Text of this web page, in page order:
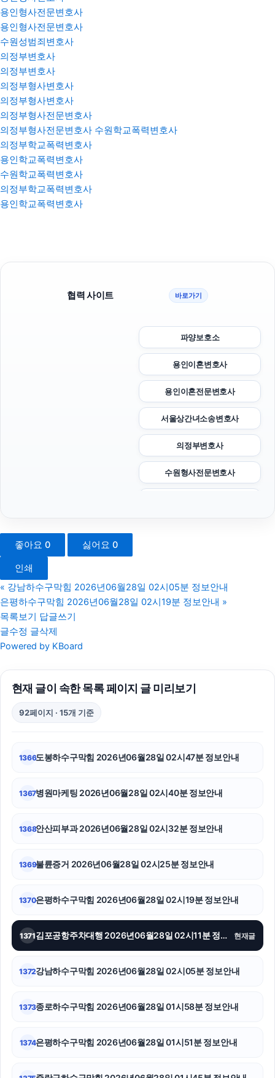
용인형사전문변호사
용인형사전문변호사
수원성범죄변호사
의정부변호사
의정부변호사
의정부형사변호사
의정부형사변호사
의정부형사전문변호사
의정부형사전문변호사 수원학교폭력변호사
의정부학교폭력변호사
용인학교폭력변호사
수원학교폭력변호사
의정부학교폭력변호사
용인학교폭력변호사
협력 사이트 바로가기
파양보호소
용인이혼변호사
용인이혼전문변호사
서울상간녀소송변호사
의정부변호사
수원형사전문변호사
눈꽃빙수기
소액결제상품권
폰테크
영등포하수구막힘
울산이혼전문변호사
카니발 장기렌트
이혼재산분할
강아지보호소
좋아요 0 싫어요 0
인쇄
« 강남하수구막힘 2026년06월28일 02시05분 정보안내
은평하수구막힘 2026년06월28일 02시19분 정보안내 »
목록보기 답글쓰기
글수정 글삭제
Powered by KBoard
현재 글이 속한 목록 페이지 글 미리보기
92페이지 · 15개 기준
1366도봉하수구막힘 2026년06월28일 02시47분 정보안내
1367병원마케팅 2026년06월28일 02시40분 정보안내
1368안산피부과 2026년06월28일 02시32분 정보안내
1369불륜증거 2026년06월28일 02시25분 정보안내
1370은평하수구막힘 2026년06월28일 02시19분 정보안내
1371 김포공항주차대행 2026년06월28일 02시11분 정보안내 현재글
1372강남하수구막힘 2026년06월28일 02시05분 정보안내
1373종로하수구막힘 2026년06월28일 01시58분 정보안내
1374은평하수구막힘 2026년06월28일 01시51분 정보안내